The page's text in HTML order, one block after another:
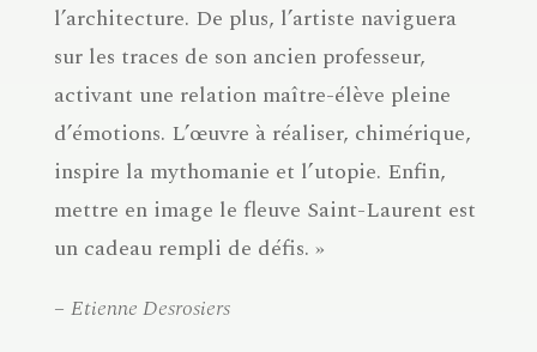
l’architecture. De plus, l’artiste naviguera
sur les traces de son ancien professeur,
activant une relation maître-élève pleine
d’émotions. L’œuvre à réaliser, chimérique,
inspire la mythomanie et l’utopie. Enfin,
mettre en image le fleuve Saint-Laurent est
un cadeau rempli de défis. »
– Etienne Desrosiers